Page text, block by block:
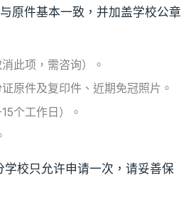
原件基本一致，并加盖学校公章
此项，需咨询）。
原件及复印件、近期免冠照片。
个工作日）。
校只允许申请一次，请妥善保